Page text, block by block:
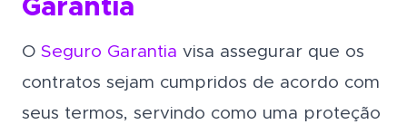
Garantia
O Seguro Garantia visa assegurar que os
contratos sejam cumpridos de acordo com
seus termos, servindo como uma proteção